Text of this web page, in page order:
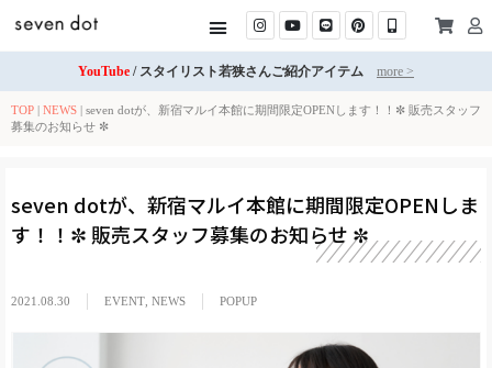
YouTube / スタイリスト若狭さんご紹介アイテム more >
TOP NEWS
seven dotが、新宿マルイ本館に期間限定OPENします！！✼ 販売スタッフ
募集のお知らせ ✼
seven dotが、新宿マルイ本館に期間限定OPENしま
す！！✼ 販売スタッフ募集のお知らせ ✼
2021.08.30 EVENT NEWS POPUP